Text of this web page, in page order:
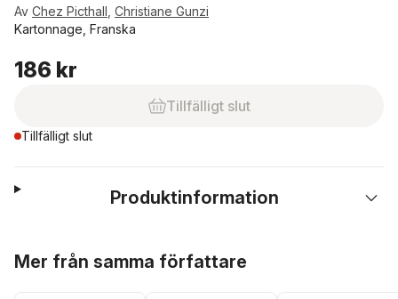
Av Chez Picthall Christiane Gunzi
Kartonnage, Franska
186 kr
Tillfälligt slut
Tillfälligt slut
Produktinformation
Mer från samma författare